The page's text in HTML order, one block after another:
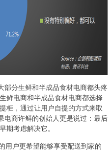
部分生鲜和半成品食材电商都头疼
鲜电商和半成品食材电商都选择
柜，通过让用户自提的方式来取
电商许鲜的创始人更是说过：最后
期考虑解决它。
用户更希望能够享受配送到家的